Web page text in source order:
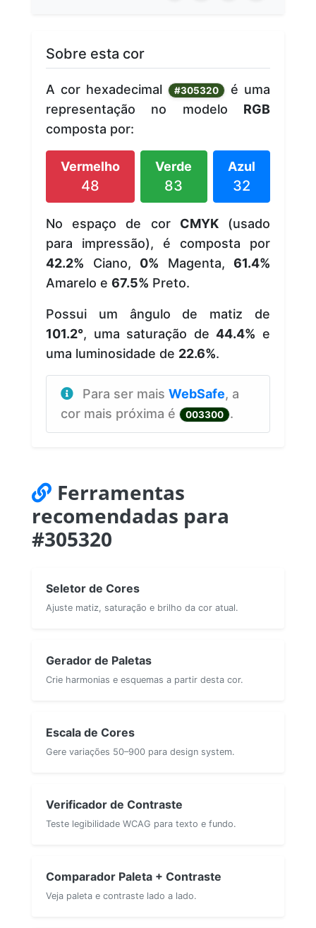
Sobre esta cor
A cor hexadecimal #305320
é uma
representação no modelo RGB
composta por:
Vermelho
48
Verde
83
Azul
32
No espaço de cor CMYK(usado
para impressão), é composta por
42.2% Ciano, 0% Magenta, 61.4%
Amarelo e 67.5% Preto.
Possui um ângulo de matiz de
101.2°, uma saturação de44.4% e
uma luminosidade de 22.6%.
Para ser mais WebSafe, a
cor mais próxima é
003300 .
Ferramentas
recomendadas para
#305320
Seletor de Cores
Ajuste matiz, saturação e brilho da cor atual.
Gerador de Paletas
Crie harmonias e esquemas a partir desta cor.
Escala de Cores
Gere variações 50–900 para design system.
Verificador de Contraste
Teste legibilidade WCAG para texto e fundo.
Comparador Paleta + Contraste
Veja paleta e contraste lado a lado.